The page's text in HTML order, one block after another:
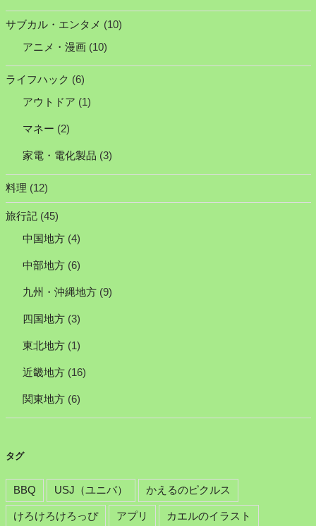
サブカル・エンタメ (10)
アニメ・漫画(10)
ライフハック (6)
アウトドア (1)
マネー (2)
家電・電化製品 (3)
料理 (12)
旅行記(45)
中国地方(4)
中部地方(6)
九州・沖縄地方(9)
四国地方(3)
東北地方(1)
近畿地方(16)
関東地方(6)
タグ
BBQ USJ（ユニバ） かえるのピクルス
けろけろけろっぴ アプリ カエルのイラスト